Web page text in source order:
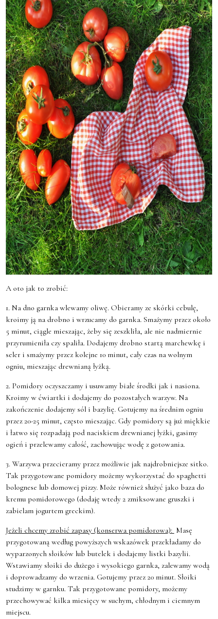
A oto jak to zrobić:
1. Na dno garnka wlewamy oliwę. Obieramy ze skórki cebulę,
kroimy ją na drobno i wrzucamy do garnka. Smażymy przez około
5 minut, ciągle mieszając, żeby się zeszkliła, ale nie nadmiernie
przyrumieniła czy spaliła. Dodajemy drobno startą marchewkę i
seler i smażymy przez kolejne 10 minut, cały czas na wolnym
ogniu, mieszając drewnianą łyżką.
2. Pomidory oczyszczamy i usuwamy białe środki jak i nasiona.
Kroimy w ćwiartki i dodajemy do pozostałych warzyw. Na
zakończenie dodajemy sól i bazylię. Gotujemy na średnim ogniu
przez 20-25 minut, często mieszając. Gdy pomidory są już miękkie
i łatwo się rozpadają pod naciskiem drewnianej łyżki, gasimy
ogień i przelewamy całość, zachowując wodę z gotowania.
3. Warzywa przecieramy przez możliwie jak najdrobniejsze sitko.
Tak przygotowane pomidory możemy wykorzystać do spaghetti
bolognese lub domowej pizzy. Może również służyć jako baza do
kremu pomidorowego (dodaję wtedy 2 zmiksowane gruszki i
zabielam jogurtem greckim).
Jeżeli chcemy zrobić zapasy (konserwa pomidorowa): Masę
przygotowaną według powyższych wskazówek przekładamy do
wyparzonych słoików lub butelek i dodajemy listki bazylii.
Wstawiamy słoiki do dużego i wysokiego garnka, zalewamy wodą
i doprowadzamy do wrzenia. Gotujemy przez 20 minut. Słoiki
studzimy w garnku. Tak przygotowane pomidory, możemy
przechowywać kilka miesięcy w suchym, chłodnym i ciemnym
miejscu.